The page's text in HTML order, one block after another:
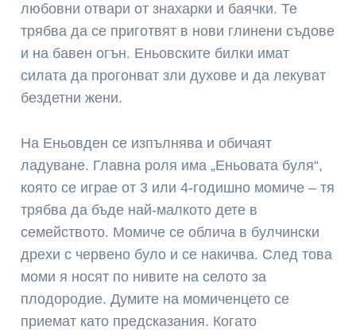
любовни отвари от знахарки и баячки. Те
трябва да се приготвят в нови глинени съдове
и на бавен огън. Еньовските билки имат
силата да прогонват зли духове и да лекуват
бездетни жени.
На Еньовден се изпълнява и обичаят
ладуване. Главна роля има „Еньовата буля“,
която се играе от 3 или 4-годишно момиче – тя
трябва да бъде най-малкото дете в
семейството. Момиче се облича в булчински
дрехи с червено було и се накичва. След това
моми я носят по нивите на селото за
плодородие. Думите на момиченцето се
приемат като предсказания. Когато